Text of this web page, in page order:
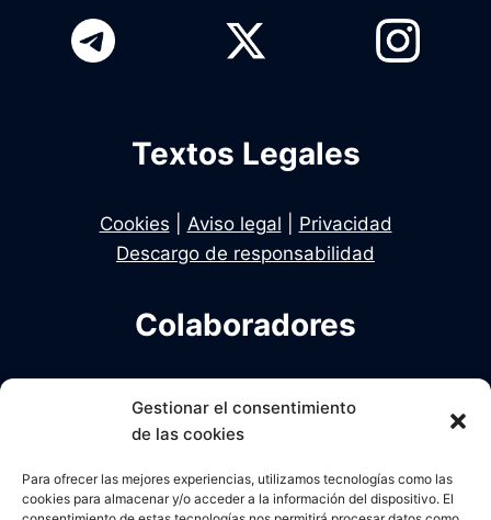
Gestionar el consentimiento
de las cookies
Para ofrecer las mejores experiencias, utilizamos tecnologías como las
cookies para almacenar y/o acceder a la información del dispositivo. El
Textos Legales
Cookies Aviso legal
Privacidad
Descargo de responsabilidad
Colaboradores
Infodelito es una iniciativa de Dekhan y Alcalde
en colaboración con Una Policia para el Siglo XXI